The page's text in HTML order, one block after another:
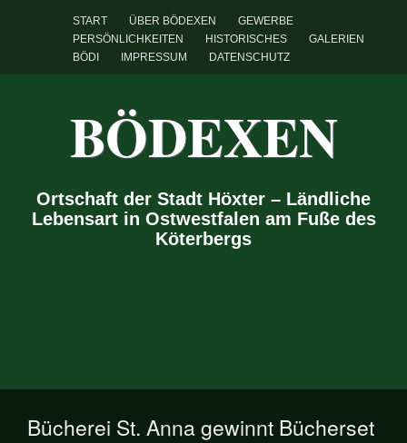
START ÜBER BÖDEXEN
GEWERBE
PERSÖNLICHKEITEN
HISTORISCHES
GALERIEN
BÖDI
IMPRESSUM DATENSCHUTZ
BÖDEXEN
Ortschaft der Stadt Höxter – Ländliche
Lebensart in Ostwestfalen am Fuße des
Köterbergs
Bücherei St. Anna gewinnt Bücherset